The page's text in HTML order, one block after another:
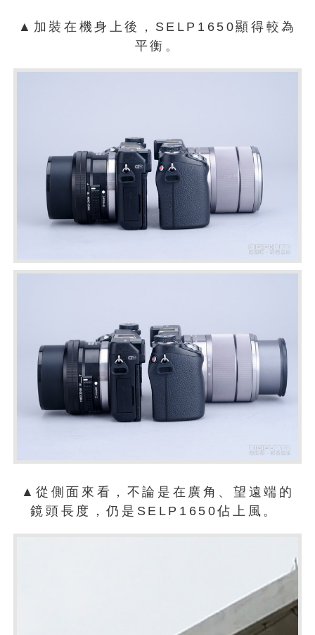
▲加裝在機身上後，SELP1650顯得較為
平衡。
▲從側面來看，不論是在廣角、望遠端的
鏡頭長度，仍是SELP1650佔上風。